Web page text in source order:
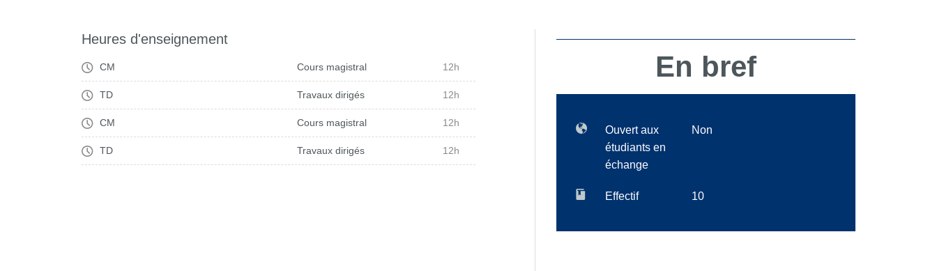
Heures d'enseignement
CM Cours magistral 12h
TD Travaux dirigés 12h
CM Cours magistral 12h
TD Travaux dirigés 12h
En bref
Ouvert aux
étudiants en
échange
Non
Effectif 10